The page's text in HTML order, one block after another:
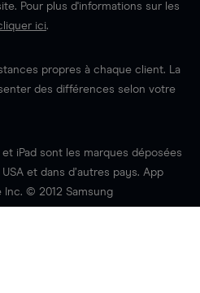
Pour plus d'informations sur les
ici.
propres à chaque client. La
des différences selon votre
et iPad sont les marques déposées
et dans d’autres pays. App
© 2012 Samsung